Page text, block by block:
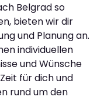
Belgrad so
bieten wir dir
und Planung an.
individuellen
und Wünsche
für dich und
rund um den